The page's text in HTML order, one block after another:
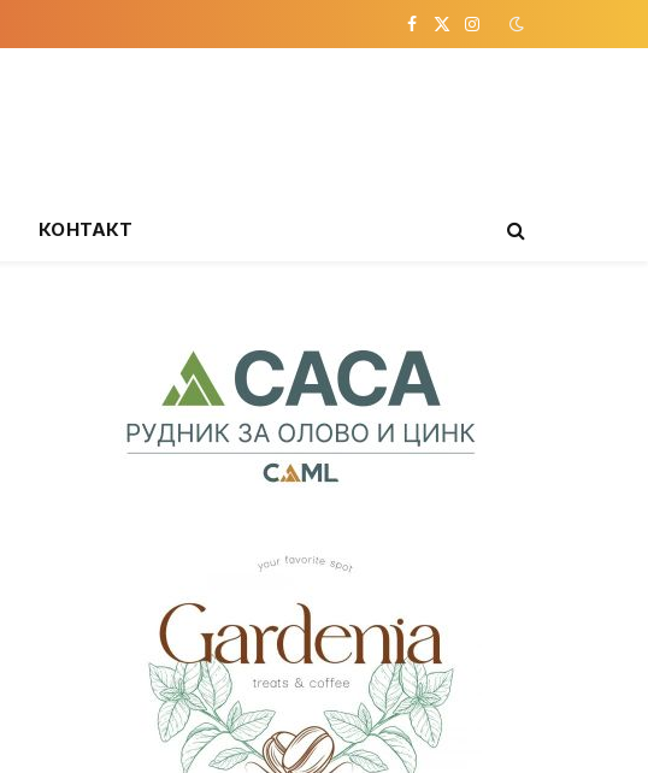
Facebook
X
Instagram
КОНТАКТ